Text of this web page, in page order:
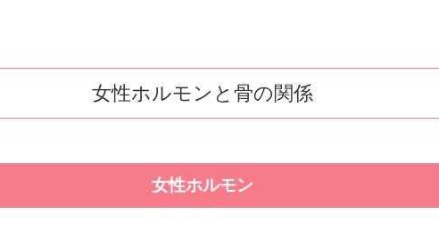
女性ホルモンと骨の関係
女性ホルモン